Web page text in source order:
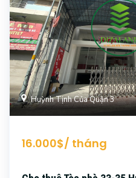
Huỳnh Tịnh Của Quận 3
16.000$/ tháng